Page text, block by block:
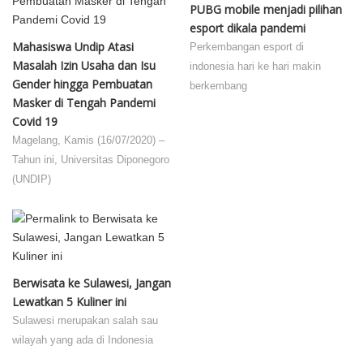
Mahasiswa Undip Atasi
Masalah Izin Usaha dan Isu
Gender hingga Pembuatan
Masker di Tengah Pandemi
Covid 19
Magelang, Kamis (16/07/2020) –
Tahun ini, Universitas Diponegoro
(UNDIP)
PUBG mobile menjadi pilihan
esport dikala pandemi
Perkembangan esport di
indonesia hari ke hari makin
berkembang
Berwisata ke Sulawesi, Jangan
Lewatkan 5 Kuliner ini
Sulawesi merupakan salah sau
wilayah yang ada di Indonesia